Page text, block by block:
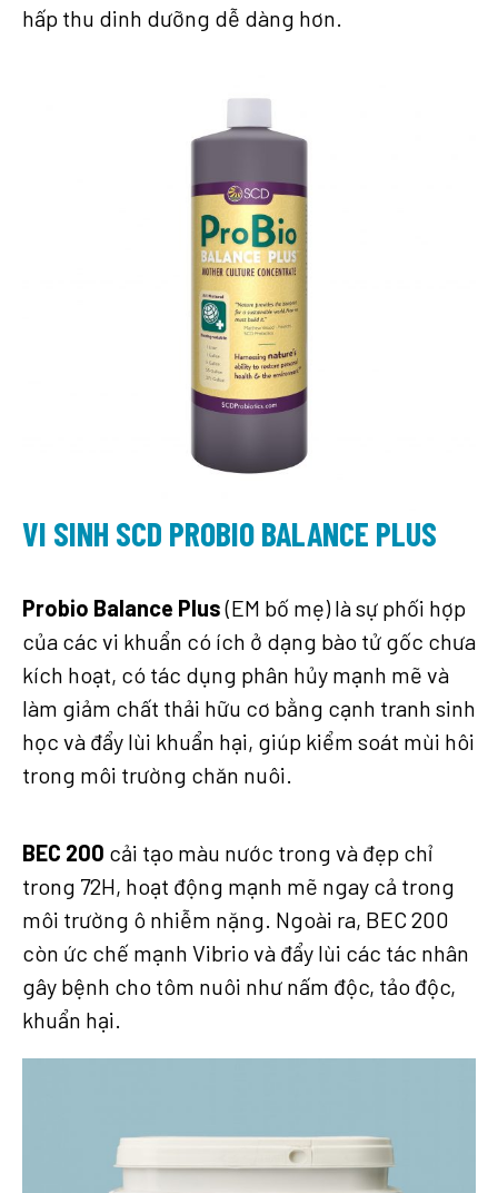
hấp thu dinh dưỡng dễ dàng hơn.
VI SINH SCD PROBIO BALANCE PLUS
Probio Balance Plus(EM bố mẹ) là sự phối hợp
của các vi khuẩn có ích ở dạng bào tử gốc chưa
kích hoạt, có tác dụng phân hủy mạnh mẽ và
làm giảm chất thải hữu cơ bằng cạnh tranh sinh
học và đẩy lùi khuẩn hại, giúp kiểm soát mùi hôi
trong môi trường chăn nuôi.
BEC 200 cải tạo màu nước trong và đẹp chỉ
trong 72H, hoạt động mạnh mẽ ngay cả trong
môi trường ô nhiễm nặng. Ngoài ra, BEC 200
còn ức chế mạnh Vibrio và đẩy lùi các tác nhân
gây bệnh cho tôm nuôi như nấm độc, tảo độc,
khuẩn hại.